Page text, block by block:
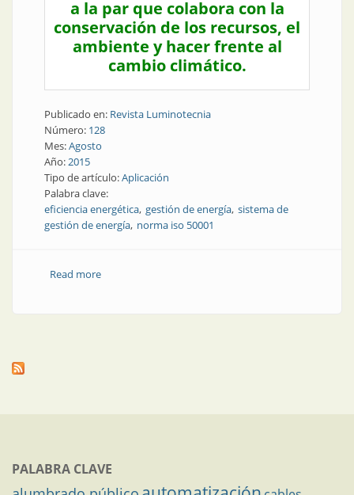
a la par que colabora con la
conservación de los recursos, el
ambiente y hacer frente al
cambio climático.
Publicado en: Revista Luminotecnia
Número: 128
Mes:Agosto
Año:2015
Tipo de artículo:Aplicación
Palabra clave:
eficiencia energética gestión de energía sistema de
gestión de energía norma iso 50001
Read moreabout Aplicación | Cómo implementar un sistema de
PALABRA CLAVE